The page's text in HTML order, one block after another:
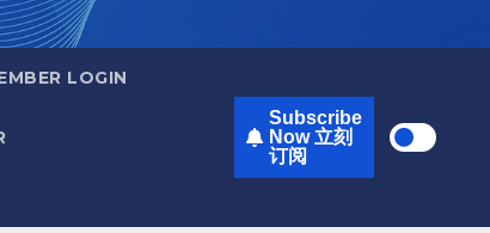
LOGIN
Subscribe
Now 立刻
订阅